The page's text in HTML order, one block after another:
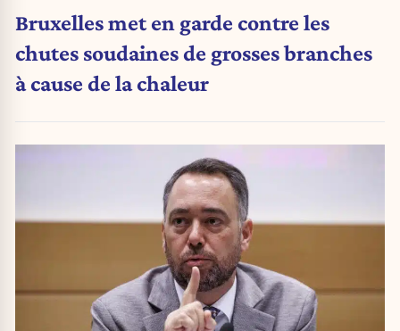
Bruxelles met en garde contre les
chutes soudaines de grosses branches
à cause de la chaleur